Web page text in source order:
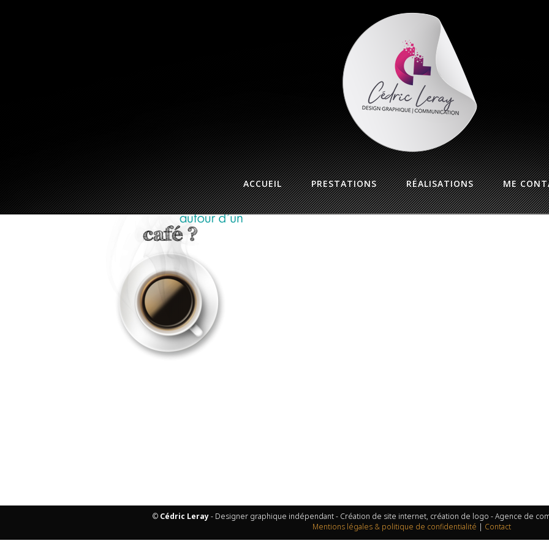
ACCUEIL PRESTATIONS RÉALISATIONS ME
© Cédric Leray- Designer graphique indépendant - Création de site internet, création de logo - Agence de
Mentions légales & politique de confidentialité | Contact